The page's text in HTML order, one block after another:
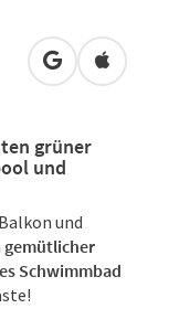
in Google
in
grüner
und
und
gemütlicher
Schwimmbad